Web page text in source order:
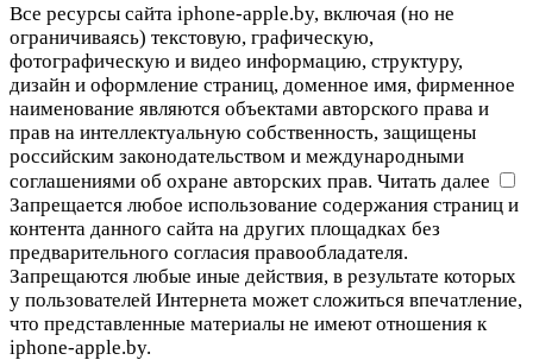
Все ресурсы сайта iphone-apple.by, включая (но не
ограничиваясь) текстовую, графическую,
фотографическую и видео информацию, структуру,
дизайн и оформление страниц, доменное имя, фирменное
наименование являются объектами авторского права и
прав на интеллектуальную собственность, защищены
российским законодательством и международными
соглашениями об охране авторских прав. Читать далее
Запрещается любое использование содержания страниц и
контента данного сайта на других площадках без
предварительного согласия правообладателя.
Запрещаются любые иные действия, в результате которых
у пользователей Интернета может сложиться впечатление,
что представленные материалы не имеют отношения к
iphone-apple.by.